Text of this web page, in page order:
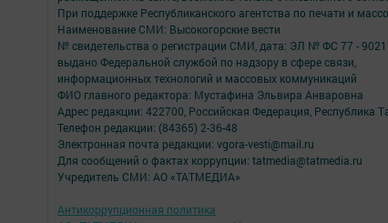
При поддержке Республиканского агентства по печати и
Наименование СМИ: Высокогорские вести
№ свидетельства о регистрации СМИ, дата: ЭЛ № ФС 77 -
выдано Федеральной службой по надзору в сфере связи,
информационных технологий и массовых коммуникаций
ФИО главного редактора: Мустафина Эльвира Анваровна
Адрес редакции: 422700, Российская Федерация, Республика
Телефон редакции: (84365) 2-36-48
Электронная почта редакции: vgora-vesti@mail.ru
Для сообщений о фактах коррупции: tatmedia@tatmedia.ru
Учредитель СМИ: АО «ТАТМЕДИА»
Антикоррупционная политика